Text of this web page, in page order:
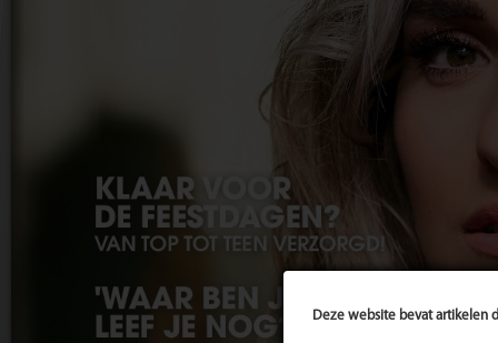
Deze website bevat artikelen